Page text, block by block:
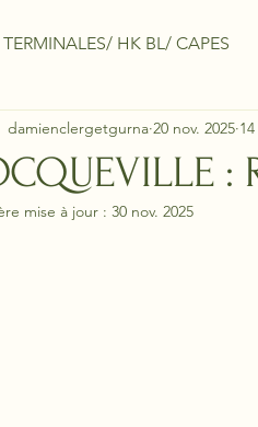
TERMINALES/ HK BL/ CAPES
:
damienclergetgurna 20 nov. 2025
mise à jour : 30 nov. 2025